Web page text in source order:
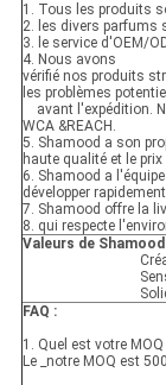
1. Tous les produits
2. les divers parfums
3. le service d'OEM/
4. Nous avons
vérifié nos produits
les problèmes
avant l'expédition.
WCA &REACH.
5. Shamood a son
haute qualité et le
6. Shamood a
développer
7. Shamood offre la
8. qui respecte
Valeurs de Shamood
Sens de
Solidarité et
FAQ :
1. Quel est votre MOQ
Le _notre MOQ est